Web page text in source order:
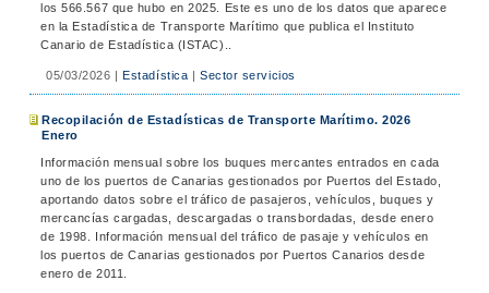
los 566.567 que hubo en 2025. Este es uno de los datos que aparece
en la Estadística de Transporte Marítimo que publica el Instituto
Canario de Estadística (ISTAC)..
05/03/2026 |Estadística | Sector servicios
Recopilación de Estadísticas de Transporte Marítimo. 2026
Enero
Información mensual sobre los buques mercantes entrados en cada
uno de los puertos de Canarias gestionados por Puertos del Estado,
aportando datos sobre el tráfico de pasajeros, vehículos, buques y
mercancías cargadas, descargadas o transbordadas, desde enero
de 1998. Información mensual del tráfico de pasaje y vehículos en
los puertos de Canarias gestionados por Puertos Canarios desde
enero de 2011.